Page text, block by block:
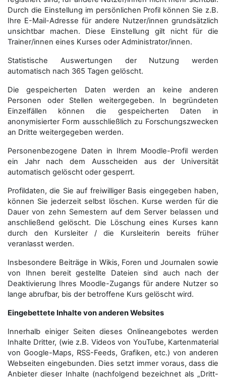
Durch die Einstellung im persönlichen Profil können Sie z.B.
Ihre E-Mail-Adresse für andere Nutzer/innen grundsätzlich
unsichtbar machen. Diese Einstellung gilt nicht für die
Trainer/innen eines Kurses oder Administrator/innen.
Statistische Auswertungen der Nutzung werden
automatisch nach 365 Tagen gelöscht.
Die gespeicherten Daten werden an keine anderen
Personen oder Stellen weitergegeben. In begründeten
Einzelfällen können die gespeicherten Daten in
anonymisierter Form aus­schließ­lich zu Forschungszwecken
an Dritte weitergegeben werden.
Personenbezogene Daten in Ihrem Moodle-Profil werden
ein Jahr nach dem Ausscheiden aus der Universität
automatisch gelöscht oder gesperrt.
Profildaten, die Sie auf freiwilliger Basis eingegeben haben,
können Sie jederzeit selbst löschen. Kurse werden für die
Dauer von zehn Semestern auf dem Server belassen und
anschließend gelöscht. Die Löschung eines Kurses kann
durch den Kursleiter / die Kursleiterin bereits früher
veranlasst werden.
Insbesondere Beiträge in Wikis, Foren und Journalen sowie
von Ihnen bereit gestellte Dateien sind auch nach der
Deaktivierung Ihres Moodle-Zugangs für andere Nutzer so
lange abrufbar, bis der betroffene Kurs gelöscht wird.
Eingebettete Inhalte von anderen Websites
Innerhalb einiger Seiten dieses Onlineangebotes werden
Inhalte Dritter, (wie z.B. Videos von YouTube, Kartenmaterial
von Google-Maps, RSS-Feeds, Grafiken, etc.) von anderen
Webseiten eingebunden. Dies setzt immer voraus, dass die
Anbieter dieser Inhalte (nachfolgend bezeichnet als „Dritt-